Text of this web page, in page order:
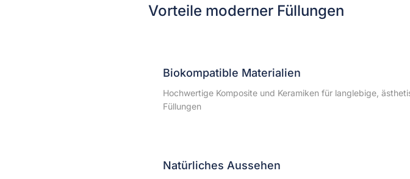
Vorteile moderner Füllungen
Biokompatible Materialien
Hochwertige Komposite und Keramiken für langlebige,
Füllungen
Natürliches Aussehen